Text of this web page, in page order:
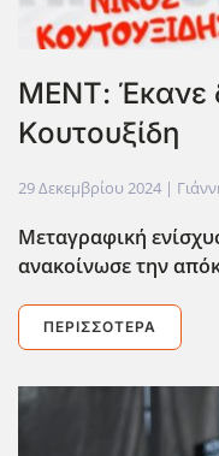
ΜΕΝΤ: Έκανε
Κουτουξίδη
29 Δεκεμβρίου 2024 |
Μεταγραφική
ανακοίνωσε την
ΠΕΡΙΣΣΌΤΕΡΑ